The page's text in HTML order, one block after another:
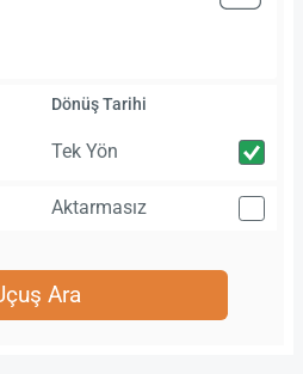
Dönüş Tarihi
Tek Yön
Aktarmasız
Ara